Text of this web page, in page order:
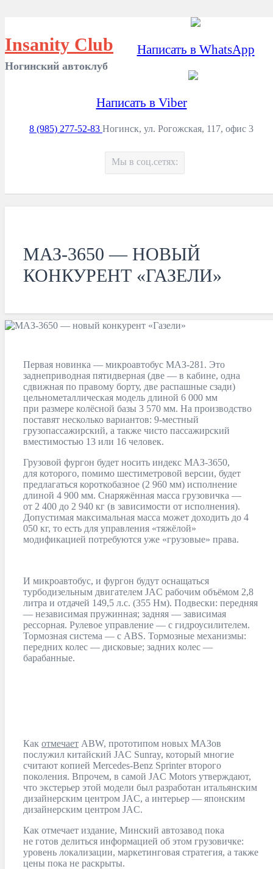
Insanity Club
Ногинский автоклуб
Написать в WhatsApp
Написать в Viber
8 (985) 277-52-83 Ногинск, ул. Рогожская, 117, офис 3
Мы в соц.сетях:
МАЗ-3650 — НОВЫЙ
КОНКУРЕНТ «ГАЗЕЛИ»
Первая новинка — микроавтобус МАЗ-281. Это
заднеприводная пятидверная (две — в кабине, одна
сдвижная по правому борту, две распашные сзади)
цельнометаллическая модель длиной 6 000 мм
при размере колёсной базы 3 570 мм. На производство
поставят несколько вариантов: 9-местный
грузопассажирский, а также чисто пассажирский
вместимостью 13 или 16 человек.
Грузовой фургон будет носить индекс МАЗ-3650,
для которого, помимо шестиметровой версии, будет
предлагаться короткобазное (2 960 мм) исполнение
длиной 4 900 мм. Снаряжённая масса грузовичка —
от 2 400 до 2 940 кг (в зависимости от исполнения).
Допустимая максимальная масса может доходить до 4
050 кг, то есть для управления «тяжёлой»
модификацией потребуются уже «грузовые» права.
И микроавтобус, и фургон будут оснащаться
турбодизельным двигателем JAC рабочим объёмом 2,8
литра и отдачей 149,5 л.с. (355 Нм). Подвески: передняя
— независимая пружинная; задняя — зависимая
рессорная. Рулевое управление — с гидроусилителем.
Тормозная система — с ABS. Тормозные механизмы:
передних колес — дисковые; задних колес —
барабанные.
Как отмечает ABW, прототипом новых МАЗов
послужил китайский JAC Sunray, который многие
считают копией Mercedes-Benz Sprinter второго
поколения. Впрочем, в самой JAC Motors утверждают,
что экстерьер этой модели был разработан итальянским
дизайнерским центром JAC, а интерьер — японским
дизайнерским центром JAC.
Как отмечает издание, Минский автозавод пока
не готов делиться информацией об этом грузовичке:
уровень локализации, маркетинговая стратегия, а также
цены пока не раскрыты.